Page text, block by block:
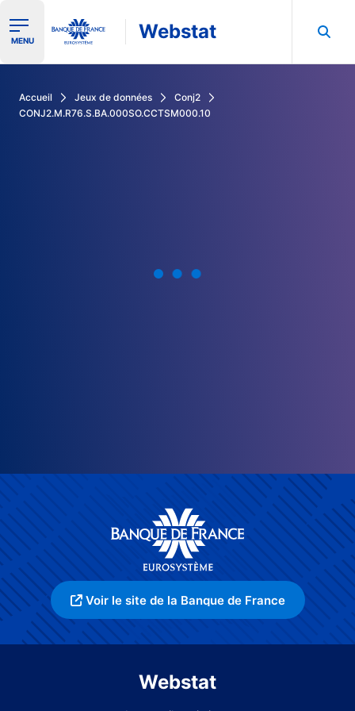
Ouvrir le menu de navigation
MENU Webstat
Accueil Jeux de données
Conj2
CONJ2.M.R76.S.BA.000SO.CCTSM000.10
Voir le site de la Banque de France
Webstat